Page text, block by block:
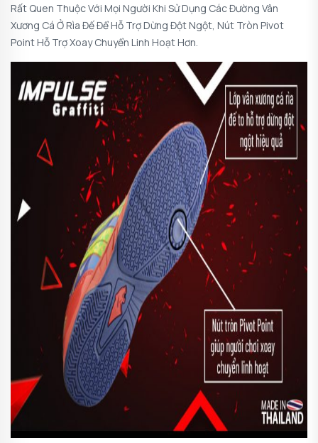
Rất Quen Thuộc Với Mọi Người Khi Sử Dụng Các Đường Vân
Xương Cá Ở Rìa Đế Để Hỗ Trợ Dừng Đột Ngột, Nút Tròn Pivot
Point Hỗ Trợ Xoay Chuyển Linh Hoạt Hơn.